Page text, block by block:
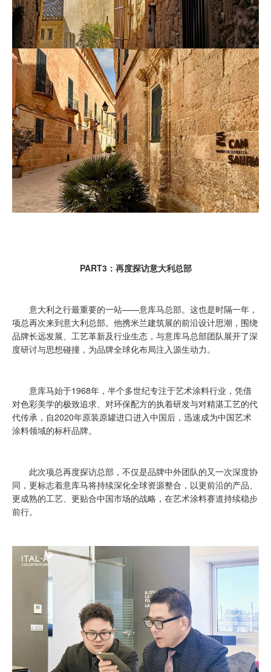
PART3：再度探访意大利总部
意大利之行最重要的一站——意库马总部。这也是时隔一年，
项总再次来到意大利总部。他携米兰建筑展的前沿设计思潮，围绕
品牌长远发展、工艺革新及行业生态，与意库马总部团队展开了深
度研讨与思想碰撞，为品牌全球化布局注入源生动力。
意库马始于1968年，半个多世纪专注于艺术涂料行业，凭借
对色彩美学的极致追求、对环保配方的执着研发与对精湛工艺的代
代传承，自2020年原装原罐进口进入中国后，迅速成为中国艺术
涂料领域的标杆品牌。
此次项总再度探访总部，不仅是品牌中外团队的又一次深度协
同，更标志着意库马将持续深化全球资源整合，以更前沿的产品、
更成熟的工艺、更贴合中国市场的战略，在艺术涂料赛道持续稳步
前行。